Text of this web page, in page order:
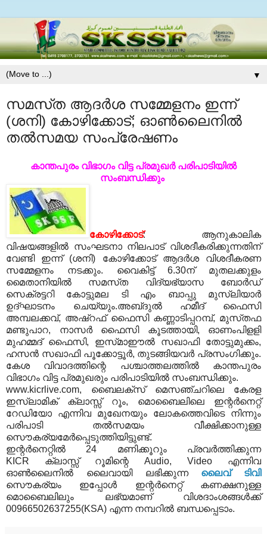
▼
സമസ്‌ത ആദര്‍ശ സമ്മേളനം ഇന്ന്
(ശനി) കോഴിക്കോട്‌; ഓണ്‍ലൈനില്‍
തല്‍സമയ സംപ്രേഷണം
കാന്തപുരം വിഭാഗം വിട്ട പ്രമുഖർ പരിപാടിയില്‍
സംബന്ധിക്കും
കോഴിക്കോട്‌: ആനുകാലിക
വിഷയങ്ങളില്‍ സംഘടനാ നിലപാട്‌ വിശദീകരിക്കുന്നതിന്‌
വേണ്ടി ഇന്ന് (ശനി) കോഴിക്കോട്‌ ആദര്‍ശ വിശദീകരണ
സമ്മേളനം നടക്കും. വൈകിട്ട്‌ 6.30ന്‌ മുതലക്കുളം
മൈതാനിയില്‍ സമസ്‌ത വിദ്യഭ്യാസ ബോര്‍ഡ്‌
സെക്രട്ടറി കോട്ടുമല ടി എം ബാപ്പു മുസ്‌ലിയാര്‍
ഉദ്‌ഘാടനം ചെയ്യും.അബ്‌ദുല്‍ ഹമീദ്‌ ഫൈസി
അമ്പലക്കവ്‌, അഷ്‌റഫ്‌ ഫൈസി കണ്ണാടിപ്പറമ്പ്‌, മുസ്‌തഫ
മണ്ടുപാറ, നാസര്‍ ഫൈസി കൂടത്തായി, ഓണംപിളളി
മുഹമ്മദ്‌ ഫൈസി, ഇസ്‌മാഈല്‍ സഖാഫി തോട്ടുമുക്കം,
ഹസന്‍ സഖാഫി പൂക്കോട്ടൂര്‍, തുടങ്ങിയവര്‍ പ്രസംഗിക്കും.
കേശ വിവാദത്തിന്റെ പശ്ചാത്തലത്തില്‍ കാന്തപുരം
വിഭാഗം വിട്ട പ്രമുഖരും പരിപാടിയില്‍ സംബന്ധിക്കും.
www.kicrlive.com, ബൈലക്‌സ്‌ മെസഞ്ചറിലെ കേരള
ഇസ്ലാമിക്‌ ക്ലാസ്സ്‌ റൂം, മൊബൈലിലെ ഇന്റര്‍നെറ്റ്‌
റേഡിയോ എന്നിവ മുഖേനയും ലോകത്തെവിടെ നിന്നും
പരിപാടി തല്‍സമയം വീക്ഷിക്കാനുള്ള
സൌകര്യമേര്‍പ്പെടുത്തിയിട്ടുണ്ട്.
ഇന്റര്‍നെറ്റില്‍ 24 മണിക്കൂറും പ്രവര്‍ത്തിക്കുന്ന
KICR ക്ലാസ്സ്‌ റൂമിന്റെ Audio, Video എന്നിവ
ഓണ്‍ലൈനില്‍ ലൈവായി ലഭിക്കുന്ന ലൈവ്‌ ടിവി
സൌകര്യം ഇപ്പോള്‍ ഇന്റര്‍നെറ്റ്‌ കണക്ഷനുള്ള
മൊബൈലിലും ലഭ്യമാണ്‌ വിശദാംശങ്ങള്‍ക്ക്‌
00966502637255(KSA) എന്ന നമ്പറില്‍ ബന്ധപ്പെടാം.